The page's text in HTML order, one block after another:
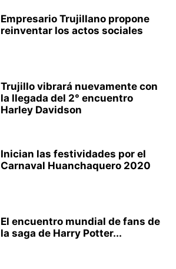
Empresario Trujillano propone
reinventar los actos sociales
Trujillo vibrará nuevamente con
la llegada del 2° encuentro
Harley Davidson
Inician las festividades por el
Carnaval Huanchaquero 2020
El encuentro mundial de fans de
la saga de Harry Potter...